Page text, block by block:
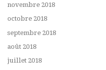
novembre 2018
octobre 2018
septembre 2018
août 2018
juillet 2018